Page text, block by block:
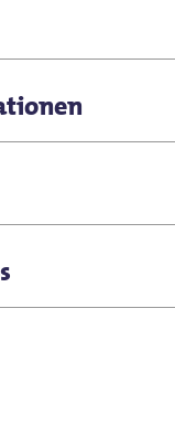
Alter)
vorhanden.